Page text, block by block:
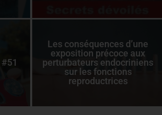
Les conséquences d’une
exposition précoce aux
perturbateurs endocriniens
sur les fonctions
reproductrices